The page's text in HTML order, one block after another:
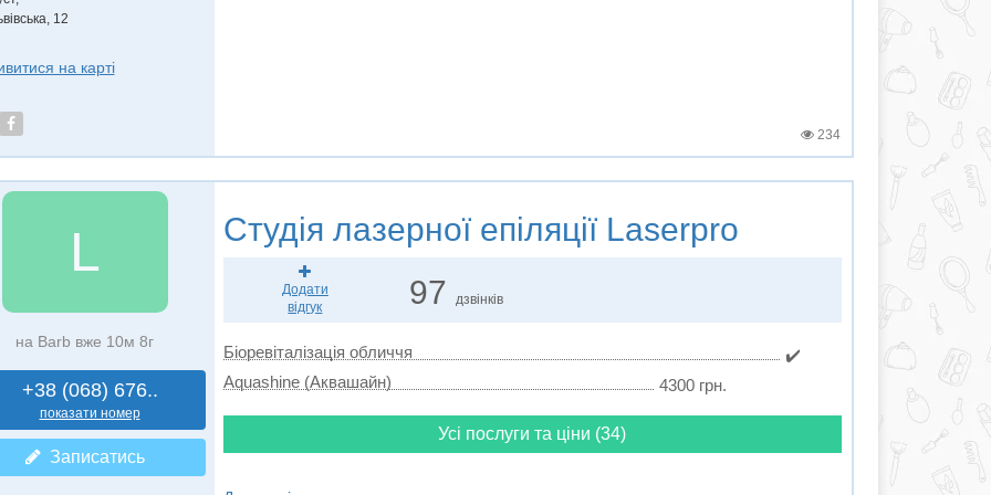
12
на карті
234
L
на Barb вже 10м 8г
+38 (068) 676..
показати номер
Записатись
Студія лазерної епіляціїLaserpro
Додати
відгук
97 дзвінків
Біоревіталізація обличчя
✔️
Aquashine (Аквашайн)
4300 грн.
Усі послуги та ціни (34)